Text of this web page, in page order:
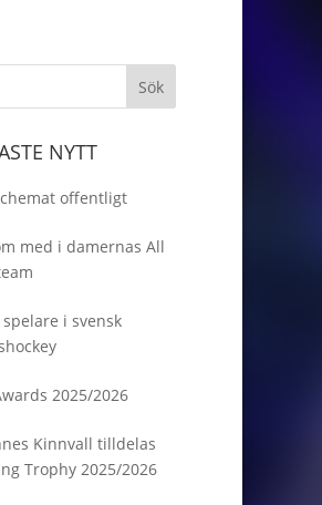
NYTT
offentligt
med i damernas All
i svensk
2025/2026
Kinnvall tilldelas
Trophy 2025/2026